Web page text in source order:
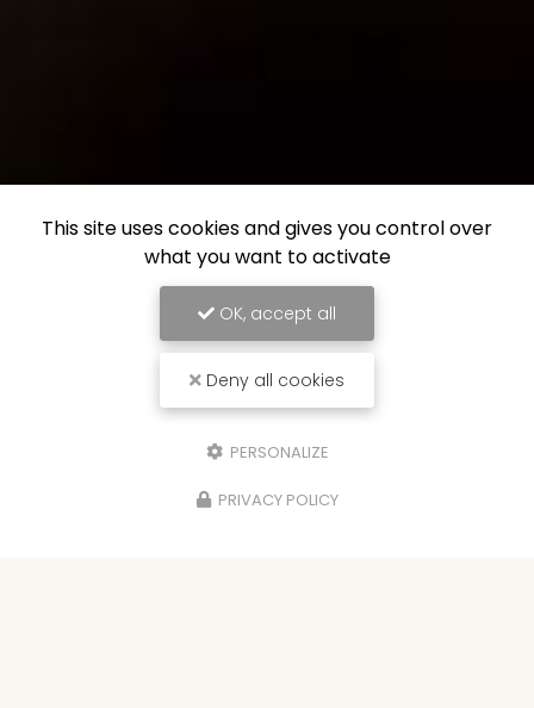
This site uses cookies and gives you control over
what you want to activate
OK, accept all
Deny all cookies
PERSONALIZE
PRIVACY POLICY